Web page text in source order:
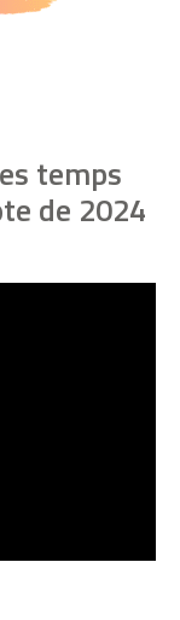
temps
de 2024